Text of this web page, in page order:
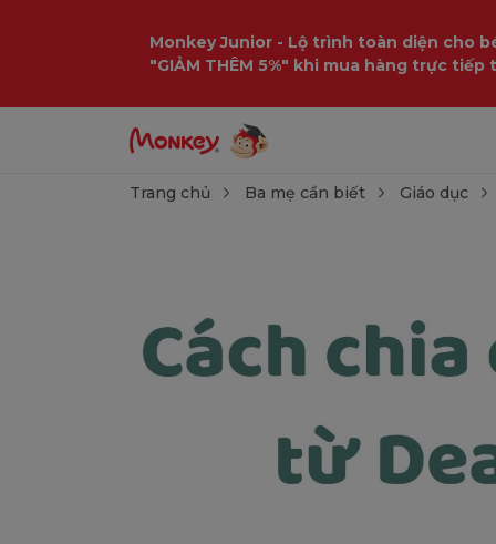
Monkey Junior - Lộ trình toàn diện cho
"GIẢM THÊM 5%" khi mua hàng trực
Trang chủ Ba mẹ cần biết Giáo dục